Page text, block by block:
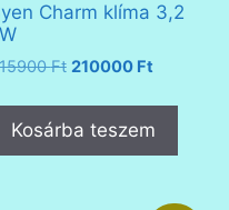
Charm klíma 3,2
Ft Original
was:
215900 Ft.
210000 FtCurrent
is:
210000
Kosárba teszem